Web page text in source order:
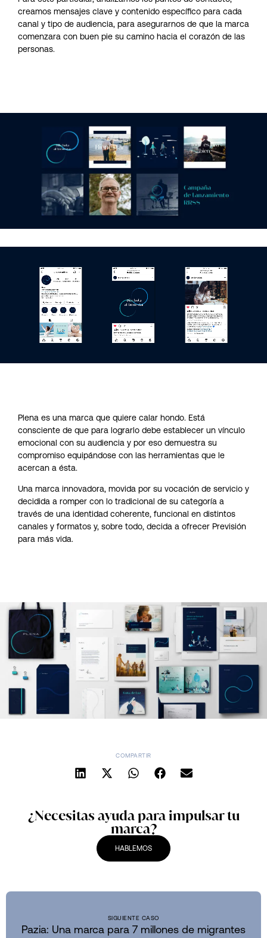
creamos mensajes clave y contenido específico para cada
canal y tipo de audiencia, para asegurarnos de que la marca
comenzara con buen pie su camino hacia el corazón de las
personas.
Plena es una marca que quiere calar hondo. Está
consciente de que para lograrlo debe establecer un vínculo
emocional con su audiencia y por eso demuestra su
compromiso equipándose con las herramientas que le
acercan a ésta.
Una marca innovadora, movida por su vocación de servicio y
decidida a romper con lo tradicional de su categoría a
través de una identidad coherente, funcional en distintos
canales y formatos y, sobre todo, decida a ofrecer Previsión
para más vida.
COMPARTIR
¿Necesitas ayuda para impulsar tu
marca?
HABLEMOS
SIGUIENTE CASO
Pazia: Una marca para 7 millones de migrantes